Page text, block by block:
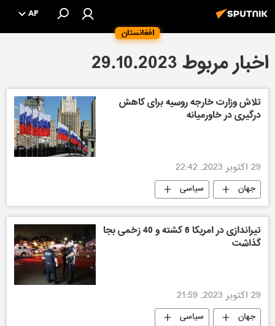
افغانستان
AF
اخبار مربوط 29.10.2023
تلاش وزارت خارجه روسیه برای کاهش
درگیری در خاورمیانه
29 اکتوبر 2023, 22:42
جهان سیاسی
تیراندازی در امریکا 6 کشته و 40 زخمی بجا
گذاشت
29 اکتوبر 2023, 21:59
جهان سیاسی